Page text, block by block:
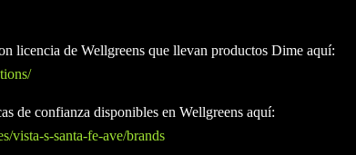
licencia de Wellgreens que llevan productos Dime aquí:
de confianza disponibles en Wellgreens aquí:
vista-s-santa-fe-ave/brands